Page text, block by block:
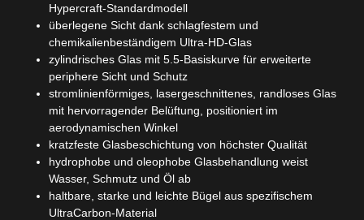
Hypercraft-Standardmodell
überlegene Sicht dank schlagfestem und
chemikalienbeständigem Ultra-HD-Glas
zylindrisches Glas mit 5.5-Basiskurve für erweiterte
periphere Sicht und Schutz
stromlinienförmiges, lasergeschnittenes, randloses Glas
mit hervorragender Belüftung, positioniert im
aerodynamischen Winkel
kratzfeste Glasbeschichtung von höchster Qualität
hydrophobe und oleophobe Glasbehandlung weist
Wasser, Schmutz und Öl ab
haltbare, starke und leichte Bügel aus spezifischem
UltraCarbon-Material